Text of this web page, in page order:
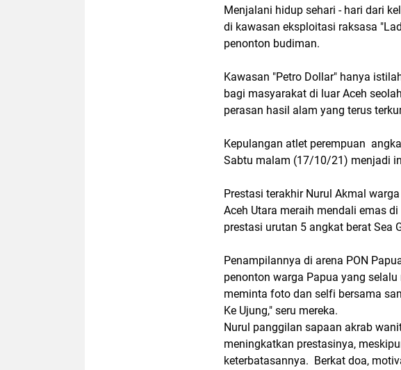
Menjalani hidup sehari - hari dari
di kawasan eksploitasi raksasa
penonton budiman.
Kawasan "Petro Dollar" hanya
bagi masyarakat di luar Aceh
perasan hasil alam yang terus
Kepulangan atlet perempuan
Sabtu malam (17/10/21) menjadi
Prestasi terakhir Nurul Akmal
Aceh Utara meraih mendali emas
prestasi urutan 5 angkat berat Sea
Penampilannya di arena PON
penonton warga Papua yang
meminta foto dan selfi bersama
Ke Ujung," seru mereka.
Nurul panggilan sapaan akrab
meningkatkan prestasinya,
keterbatasannya. Berkat doa,